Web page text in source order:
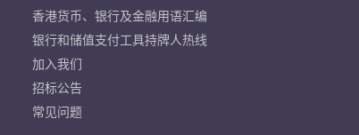
香港货币、银行及金融用语汇编
银行和储值支付工具持牌人热线
加入我们
招标公告
常见问题